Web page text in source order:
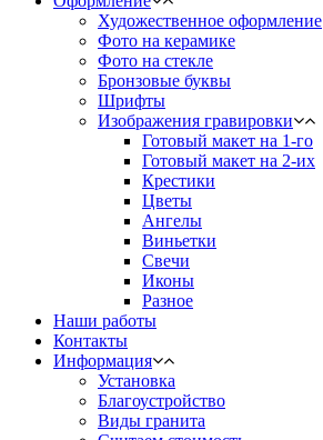
Художественное оформление
Фото на керамике
Фото на стекле
Бронзовые буквы
Шрифты
Изображения гравировки
Готовый макет на 1-го
Готовый макет на 2-их
Крестики
Цветы
Ангелы
Виньетки
Свечи
Иконы
Разное
Наши работы
Контакты
Информация
Установка
Благоустройство
Виды гранита